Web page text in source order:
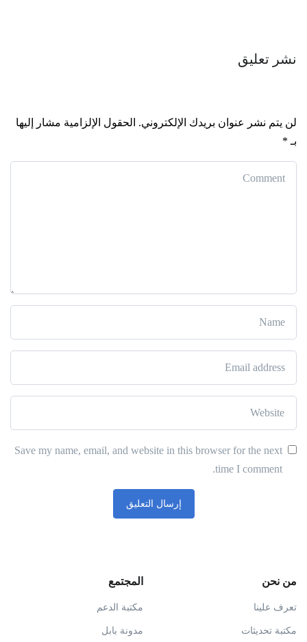
نشر تعليق
لن يتم نشر عنوان بريدك الإلكتروني. الحقول الإلزامية مشار إليها
بـ *
Save my name, email, and website in this browser for the next
time I comment.
من نحن
تعرف علينا
مكتبة تحديثات
المجتمع
مكتبة الدعم
مدونة بابل